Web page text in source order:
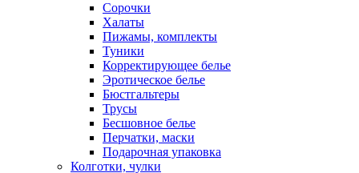
Сорочки
Халаты
Пижамы, комплекты
Туники
Корректирующее белье
Эротическое белье
Бюстгальтеры
Трусы
Бесшовное белье
Перчатки, маски
Подарочная упаковка
Колготки, чулки